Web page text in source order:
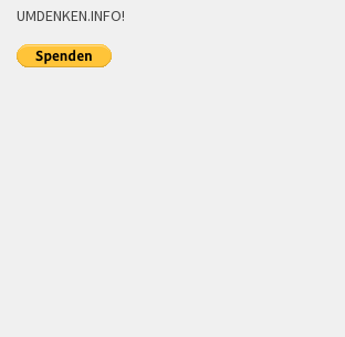
UMDENKEN.INFO!